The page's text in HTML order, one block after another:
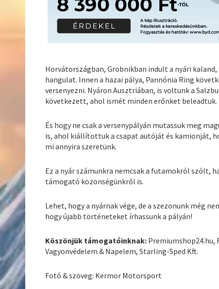
Horvátországban, Grobnikban indult a nyári
hangulat. Innen a hazai pálya, Pannónia Ring
versenyezni. Nyáron Ausztriában, is voltunk a
következett, ahol ismét minden erőnket beleadtuk.
És hogy ne csak a versenypályán mutassuk meg
is, ahol kiállítottuk a csapat autóját és kamionját,
mi annyira szeretünk.
Ez a nyár számunkra nemcsak a futamokról szólt,
támogató közönségünkről is.
Lehet, hogy a nyárnak vége, de a szezonunk még
hogy újabb történeteket írhassunk a pályán!
Köszönjük támogatóinknak: Premiumshop24.hu,
Vagyonvédelem & Napelem, Starling-Sped Kft.
Fotó & szöveg: Kermor Motorsport